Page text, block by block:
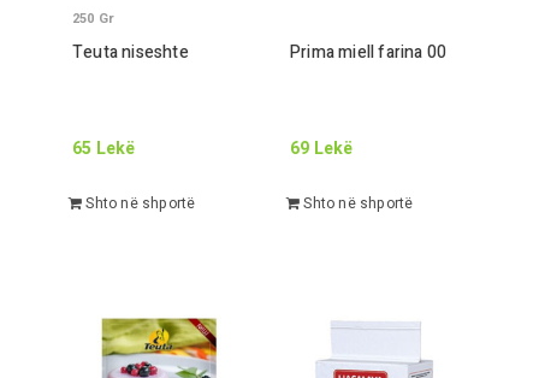
Teuta niseshte
250 Gr
65 Lekë
Shto në shportë
Prima miell farina00
69 Lekë
Shto në shportë